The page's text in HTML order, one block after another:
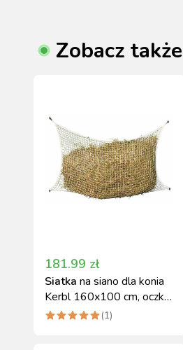
Zobacz także
181.99 zł
Siatka na siano dla konia
Kerbl 160x100 cm, oczko
3 cm
(1)